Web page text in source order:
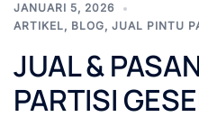
JANUARI 5, 2026
ARTIKEL, BLOG, JUAL PINTU
JUAL &
PARTISI